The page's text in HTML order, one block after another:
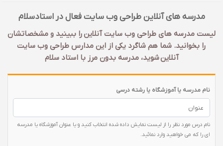
مدرسه های آنلاین طراحی وب سایت فعال در استادسلام
لیست مدرسه های طراحی وب سایت آنلاین را ببینید و مشخصاتشان
را بخوانید. شما هم شاگرد یکی از این مدارس طراحی وب سایت
آنلاین شوید، مدرسه بدون مرز با استاد سلام
نام مدرسه یا آموزشگاه یا رشته درسی
نام درس مورد نظر را از لیست نمایش داده شده انتخاب کنید و یا عنوان آموزشگاه یا مدرسه
ای را که می خواهید وارد نمائید.